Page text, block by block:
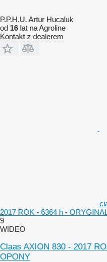
P.P.H.U. Artur Hucaluk
od 16 lat na Agroline
Kontakt z dealerem
2017 ROK - 6364 h -
9
WIDEO
Claas AXION 830 - 2017
OPONY